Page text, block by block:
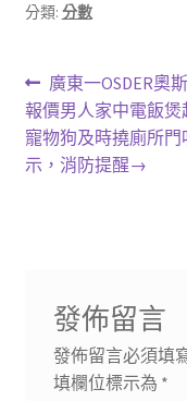
分類: 分數
文
章
導
上
一
篇
文
廣東一OSDER奧
報價男人家中電飯煲
寵物狗及時撓廁所門
示，消防提醒→
發佈留言
發佈留言必須填
填欄位標示為 *